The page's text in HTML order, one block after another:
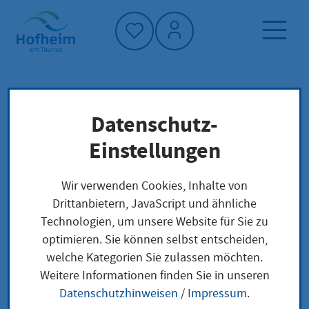
Startseite"
Dienstleistung-Finder
Lokale Anliegen
Verkehrszeichen und Verkehrseinrichtungen:
Beschädigungen und Störungen melden
Verkehrszeichen und
Verkehrseinrichtunge
Datenschutz-
Einstellungen
Wir verwenden Cookies, Inhalte von
Drittanbietern, JavaScript und ähnliche
Technologien, um unsere Website für Sie zu
optimieren. Sie können selbst entscheiden,
welche Kategorien Sie zulassen möchten.
Weitere Informationen finden Sie in unseren
Datenschutzhinweisen / Impressum.